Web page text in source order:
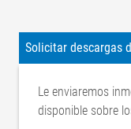
61508-
1: 2010;
Solicitar descargas
Le enviaremos
disponible sobre